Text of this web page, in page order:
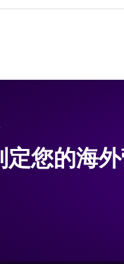
您的海